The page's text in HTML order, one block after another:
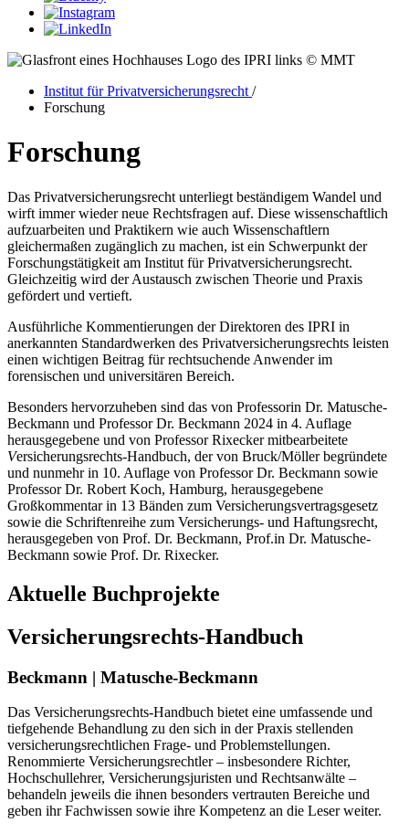
© MMT
Institut für Privatversicherungsrecht /
Forschung
Forschung
Das Privatversicherungsrecht unterliegt beständigem Wandel und
wirft immer wieder neue Rechtsfragen auf. Diese wissenschaftlich
aufzuarbeiten und Praktikern wie auch Wissenschaftlern
gleichermaßen zugänglich zu machen, ist ein Schwerpunkt der
Forschungstätigkeit am Institut für Privatversicherungsrecht.
Gleichzeitig wird der Austausch zwischen Theorie und Praxis
gefördert und vertieft.
Ausführliche Kommentierungen der Direktoren des IPRI in
anerkannten Standardwerken des Privatversicherungsrechts leisten
einen wichtigen Beitrag für rechtsuchende Anwender im
forensischen und universitären Bereich.
Besonders hervorzuheben sind das von Professorin Dr. Matusche-
Beckmann und Professor Dr. Beckmann 2024 in 4. Auflage
herausgegebene und von Professor Rixecker mitbearbeitete
Versicherungsrechts-Handbuch, der von Bruck/Möller begründete
und nunmehr in 10. Auflage von Professor Dr. Beckmann sowie
Professor Dr. Robert Koch, Hamburg, herausgegebene
Großkommentar in 13 Bänden zum Versicherungsvertragsgesetz
sowie die Schriftenreihe zum Versicherungs- und Haftungsrecht,
herausgegeben von Prof. Dr. Beckmann, Prof.in Dr. Matusche-
Beckmann sowie Prof. Dr. Rixecker.
Aktuelle Buchprojekte
Versicherungsrechts-Handbuch
Beckmann | Matusche-Beckmann
Das Versicherungsrechts-Handbuch bietet eine umfassende und
tiefgehende Behandlung zu den sich in der Praxis stellenden
versicherungsrechtlichen Frage- und Problemstellungen.
Renommierte Versicherungsrechtler – insbesondere Richter,
Hochschullehrer, Versicherungsjuristen und Rechtsanwälte –
behandeln jeweils die ihnen besonders vertrauten Bereiche und
geben ihr Fachwissen sowie ihre Kompetenz an die Leser weiter.